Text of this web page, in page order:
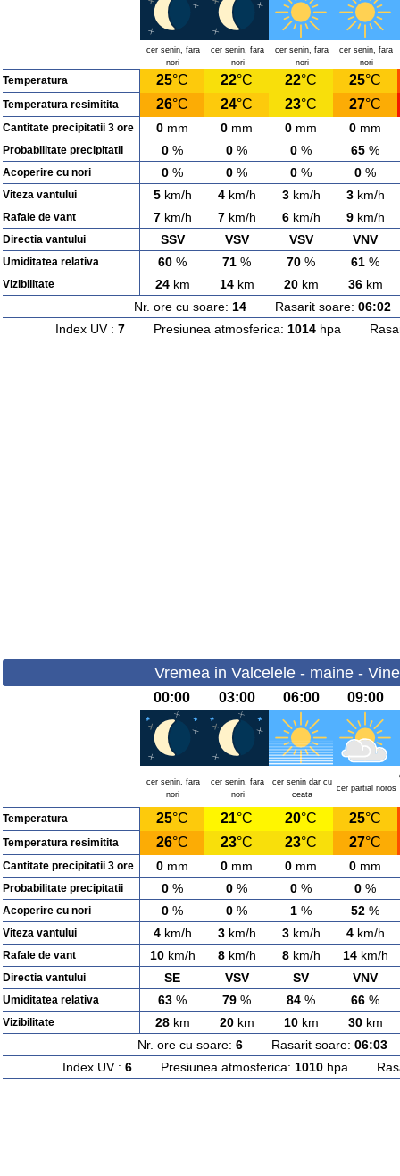
cer senin, fara
nori
cer senin, fara
nori
cer senin, fara
nori
cer senin, fara
nori
Temperatura 25°C 22°C 22°C 25°C
Temperatura resimitita 26°C 24°C 23°C 27°C
Cantitate precipitatii 3 ore 0 mm 0 mm 0 mm 0 mm
Probabilitate precipitatii 0 % 0 % 0 % 65 %
Acoperire cu nori 0 % 0 % 0 % 0 %
Viteza vantului 5km/h 4km/h 3km/h 3km/h
Rafale de vant 7km/h 7km/h 6km/h 9km/h
Directia vantului SSV VSV VSV VNV
Umiditatea relativa 60 % 71 % 70 % 61 %
Vizibilitate 24km 14km 20km 36km
Nr. ore cu soare: 14Rasarit soare: 06:02
Index UV : 7Presiunea atmosferica: 1014hpa
Vremea in Valcelele - maine -
00:00 03:00 06:00 09:00
cer senin, fara
nori
cer senin, fara
nori
cer senin dar cu
ceata
cer partial noros
Temperatura 25°C 21°C 20°C 25°C
Temperatura resimitita 26°C 23°C 23°C 27°C
Cantitate precipitatii 3 ore 0 mm 0 mm 0 mm 0 mm
Probabilitate precipitatii 0 % 0 % 0 % 0 %
Acoperire cu nori 0 % 0 % 1 % 52 %
Viteza vantului 4km/h 3km/h 3km/h 4km/h
Rafale de vant 10km/h 8km/h 8km/h 14km/h
Directia vantului SE VSV SV VNV
Umiditatea relativa 63 % 79 % 84 % 66 %
Vizibilitate 28km 20km 10km 30km
Nr. ore cu soare: 6Rasarit soare: 06:03
Index UV : 6 Presiunea atmosferica: 1010 hpa